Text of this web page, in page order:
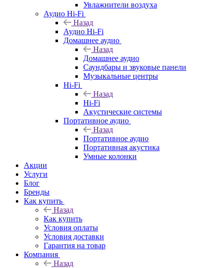
Увлажнители воздуха
Аудио Hi-Fi
Назад
Аудио Hi-Fi
Домашнее аудио
Назад
Домашнее аудио
Саундбары и звуковые панели
Музыкальные центры
Hi-Fi
Назад
Hi-Fi
Акустические системы
Портативное аудио
Назад
Портативное аудио
Портативная акустика
Умные колонки
Акции
Услуги
Блог
Бренды
Как купить
Назад
Как купить
Условия оплаты
Условия доставки
Гарантия на товар
Компания
Назад